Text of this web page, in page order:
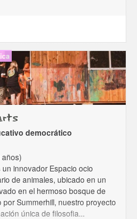
democrático
innovador Espacio ocio
de animales, ubicado en un
en el hermoso bosque de
por Summerhill, nuestro proyecto
única de filosofia...